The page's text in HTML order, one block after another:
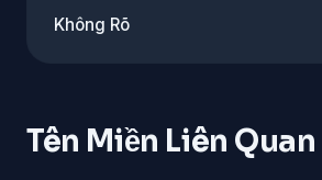
Không Rõ
Tên Miền Liên Quan